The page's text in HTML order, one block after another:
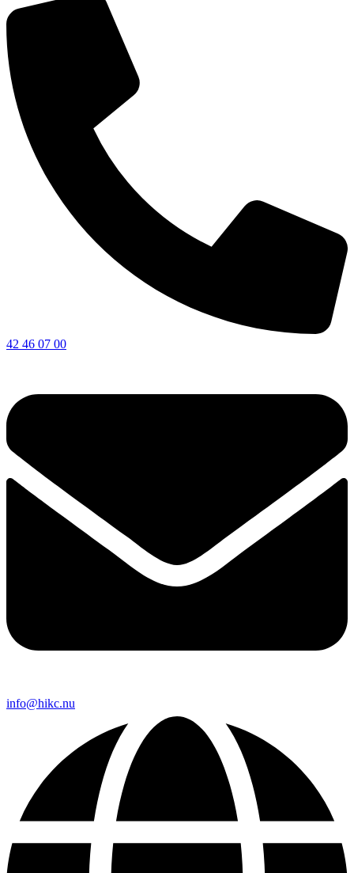
42 46 07 00
info@hikc.nu